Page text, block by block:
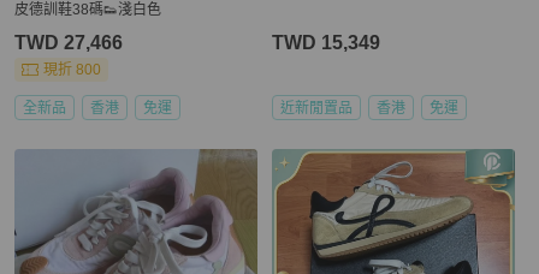
皮德訓鞋38碼👟淺白色
TWD 27,466
現折 800
全新品 香港 免運
TWD 15,349
近新閒置品 香港 免運